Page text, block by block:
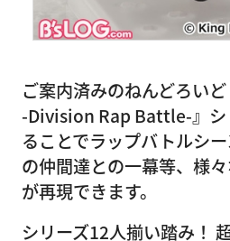
ご案内済みのねんどろい
-Division Rap Battle-』シ
ることでラップバトルシ
の仲間達との一幕等、様
が再現できます。
シリーズ12人揃い踏み！